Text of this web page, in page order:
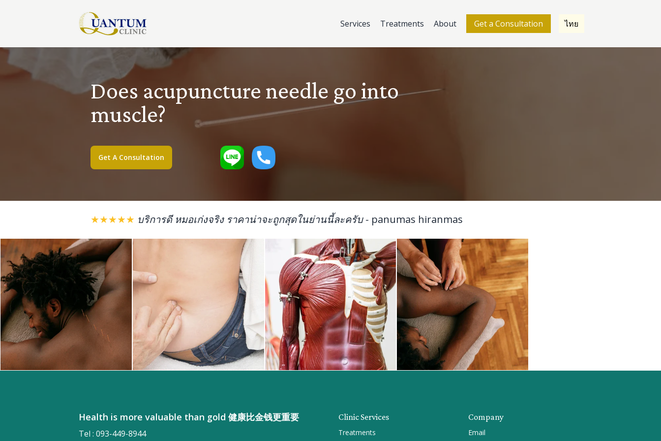
Services Treatments About Get a Consultation ไทย
Does acupuncture needle go into
muscle?
Get A Consultation
★★★★★ บริการดี หมอเก่งจริง ราคาน่าจะถูกสุดในย่านนี้ละครับ- panumas hiranmas
Health is more valuable than gold 健康比金钱更重要
Tel : 093-449-8944
Clinic Services
Treatments
Company
Email